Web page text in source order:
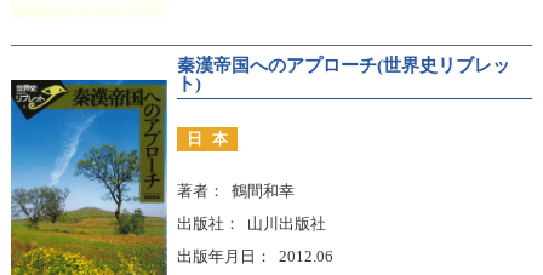
秦漢帝国へのアプローチ(世界史リブレッ
ト)
日本
著者
鶴間和幸
出版社
山川出版社
出版年月日
2012.06